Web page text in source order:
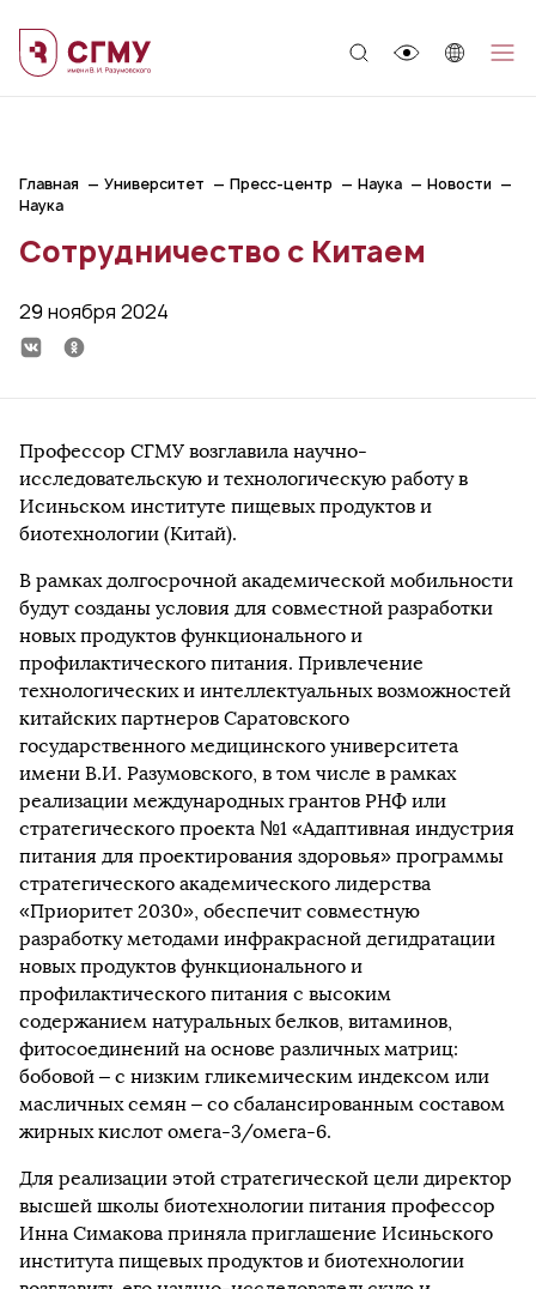
Главная Университет Пресс-центр Наука
Новости
Наука
Сотрудничество с Китаем
29 ноября 2024
Профессор СГМУ возглавила научно-
исследовательскую и технологическую работу в
Исиньском институте пищевых продуктов и
биотехнологии (Китай).
В рамках долгосрочной академической мобильности
будут созданы условия для совместной разработки
новых продуктов функционального и
профилактического питания. Привлечение
технологических и интеллектуальных возможностей
китайских партнеров Саратовского
государственного медицинского университета
имени В.И. Разумовского, в том числе в рамках
реализации международных грантов РНФ или
стратегического проекта №1 «Адаптивная индустрия
питания для проектирования здоровья» программы
стратегического академического лидерства
«Приоритет 2030», обеспечит совместную
разработку методами инфракрасной дегидратации
новых продуктов функционального и
профилактического питания с высоким
содержанием натуральных белков, витаминов,
фитосоединений на основе различных матриц:
бобовой – с низким гликемическим индексом или
масличных семян – со сбалансированным составом
жирных кислот омега-3/омега-6.
Для реализации этой стратегической цели директор
высшей школы биотехнологии питания профессор
Инна Симакова приняла приглашение Исиньского
института пищевых продуктов и биотехнологии